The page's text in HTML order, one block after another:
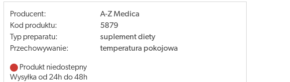
Producent:
A-Z Medica
Kod produktu:
5879
Typ preparatu:
suplement diety
Przechowywanie:
temperatura pokojowa
Produkt niedostepny
Wysyłka od 24h do 48h